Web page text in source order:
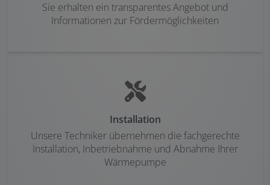
Sie erhalten ein transparentes Angebot und
Informationen zur Fördermöglichkeiten
Installation
Unsere Techniker übernehmen die fachgerechte
Installation, Inbetriebnahme und Abnahme Ihrer
Wärmepumpe